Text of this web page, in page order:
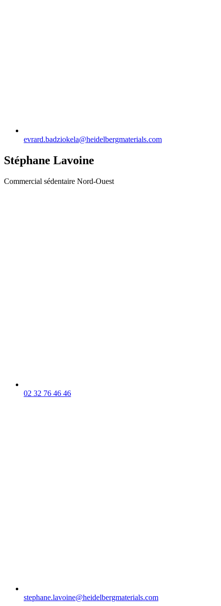
evrard.badziokela​@heidelbergmaterials.com
Stéphane Lavoine
Commercial sédentaire Nord-Ouest
02 32 76 46 46
stephane.lavoine​@heidelbergmaterials.com